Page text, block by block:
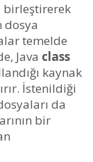
birleştirerek
dosya
temelde
Java class
kaynak
İstenildiği
da
bir